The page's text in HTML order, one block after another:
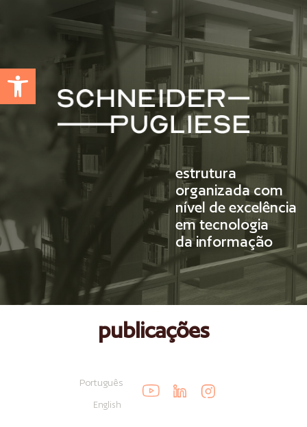
Abrir a barra de ferramentas
estrutura
organizada com
nível de excelência
em tecnologia
da informação
publicações
Português
English